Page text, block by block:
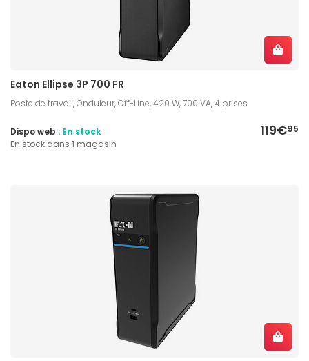
Eaton Ellipse 3P 700 FR
Poste de travail, Onduleur, Off-Line, 420 W, 700 VA, 4 prises
119€95
Dispo web : En stock
En stock dans 1 magasin